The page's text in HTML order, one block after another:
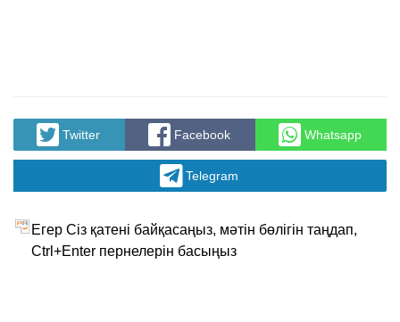
Twitter Facebook Whatsapp
Telegram
Егер Сіз қатені байқасаңыз, мәтін бөлігін таңдап,
Ctrl+Enter пернелерін басыңыз